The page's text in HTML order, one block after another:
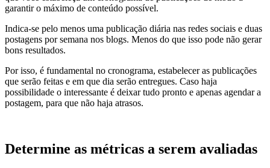
garantir o máximo de conteúdo possível.
Indica-se pelo menos uma publicação diária nas redes sociais e duas
postagens por semana nos blogs. Menos do que isso pode não gerar
bons resultados.
Por isso, é fundamental no cronograma, estabelecer as publicações
que serão feitas e em que dia serão entregues. Caso haja
possibilidade o interessante é deixar tudo pronto e apenas agendar a
postagem, para que não haja atrasos.
Determine as métricas a serem avaliadas